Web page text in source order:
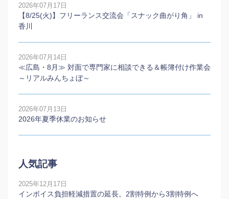
2026年07月17日
【8/25(火)】フリーランス交流会「スナック曲がり角」 in
香川
2026年07月14日
≪広島・8月≫ 対面で専門家に相談できる＆帳簿付け作業会
～リアルみんちょぼ～
2026年07月13日
2026年夏季休業のお知らせ
人気記事
2025年12月17日
インボイス負担軽減措置の延長。2割特例から3割特例へ